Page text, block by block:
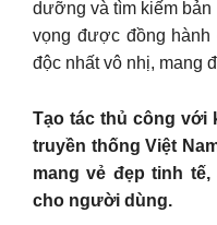
dưỡng và tìm kiếm bản
vọng được đồng hành
độc nhất vô nhị, mang
Tạo tác thủ công với
truyền thống Việt
mang vẻ đẹp tinh
cho người dùng.